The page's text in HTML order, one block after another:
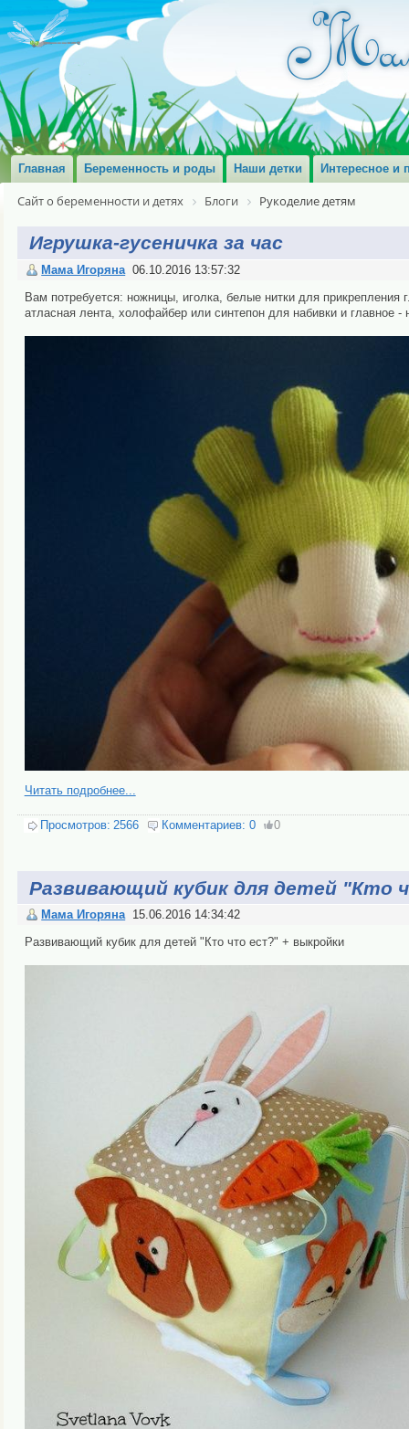
Главная Беременность и роды Наши детки Интересное и
Сайт о беременности и детях Блоги Рукоделие детям
Игрушка-гусеничка за час
Мама Игоряна 06.10.2016 13:57:32
Вам потребуется: ножницы, иголка, белые нитки для
атласная лента, холофайбер или синтепон для набивки и главное -
Читать подробнее...
Просмотров: 2566 Комментариев: 0 0
Развивающий кубик для детей "Кто
Мама Игоряна 15.06.2016 14:34:42
Развивающий кубик для детей "Кто что ест?" + выкройки